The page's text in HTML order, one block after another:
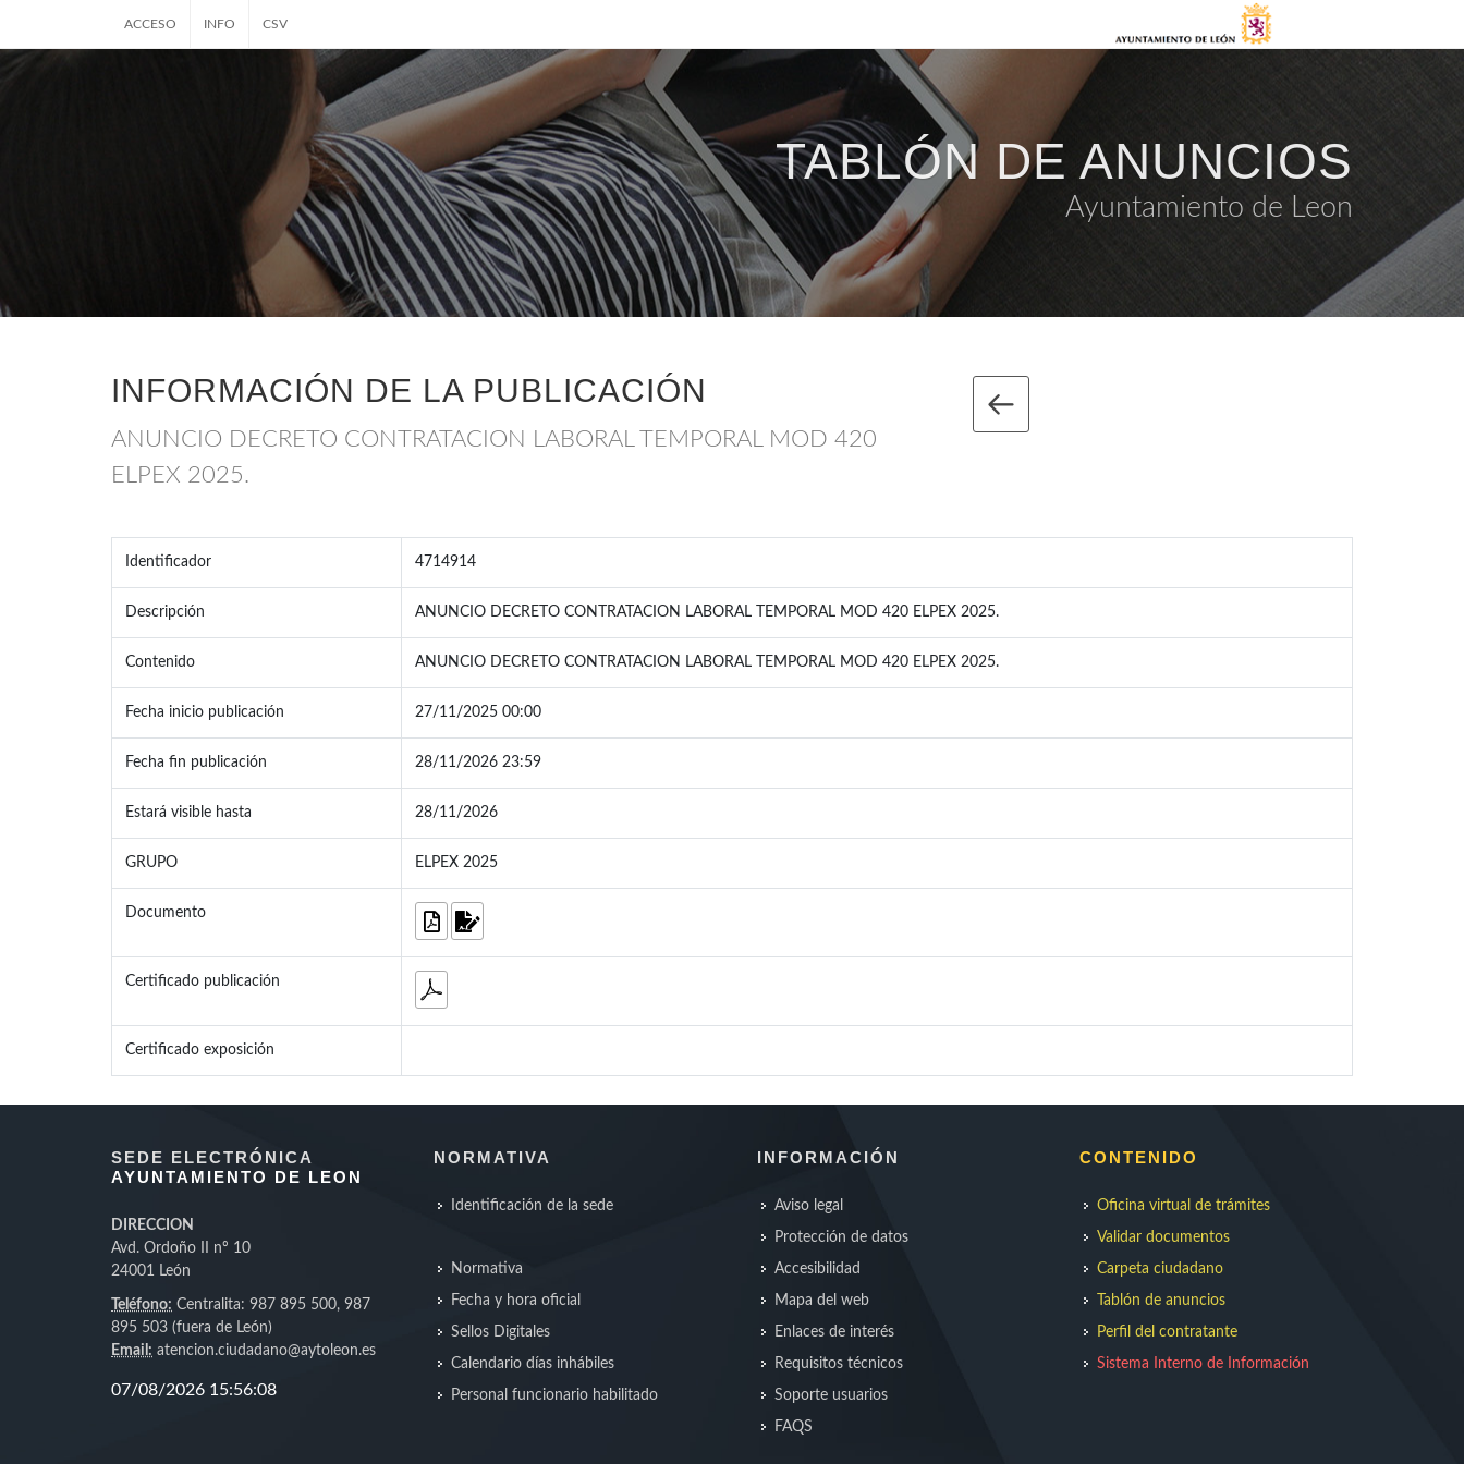
ACCESO INFO CSV
TABLÓN DE ANUNCIOS
Ayuntamiento de Leon
INFORMACIÓN DE LA PUBLICACIÓN
ANUNCIO DECRETO CONTRATACION LABORAL TEMPORAL MOD 420
ELPEX 2025.
Identificador 4714914
Descripción ANUNCIO DECRETO CONTRATACION LABORAL TEMPORAL MOD 420 ELPEX 2025.
Contenido ANUNCIO DECRETO CONTRATACION LABORAL TEMPORAL MOD 420 ELPEX 2025.
Fecha inicio publicación 27/11/2025 00:00
Fecha fin publicación 28/11/2026 23:59
Estará visible hasta 28/11/2026
GRUPO ELPEX 2025
Documento
Certificado publicación
Certificado exposición
SEDE ELECTRÓNICA
AYUNTAMIENTO DE LEON
DIRECCION
Avd. Ordoño II nº 10
24001 León
Teléfono: Centralita: 987 895 500, 987
895 503 (fuera de León)
Email: atencion.ciudadano@aytoleon.es
NORMATIVA
Identificación de la sede
Normativa
Fecha y hora oficial
Sellos Digitales
Calendario días inhábiles
Personal funcionario habilitado
INFORMACIÓN
Aviso legal
Protección de datos
Accesibilidad
Mapa del web
Enlaces de interés
Requisitos técnicos
Soporte usuarios
FAQS
CONTENIDO
Oficina virtual de trámites
Validar documentos
Carpeta ciudadano
Tablón de anuncios
Perfil del contratante
Sistema Interno de Información